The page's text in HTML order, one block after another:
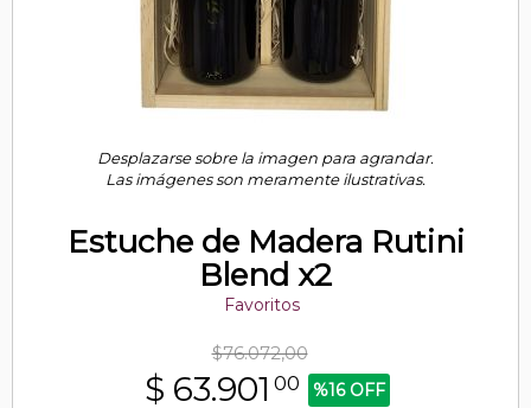
Desplazarse sobre la imagen para agrandar.
Las imágenes son meramente ilustrativas.
Estuche de Madera Rutini
Blend x2
Favoritos
$76.072,00
$ 63.901 00 %16 OFF